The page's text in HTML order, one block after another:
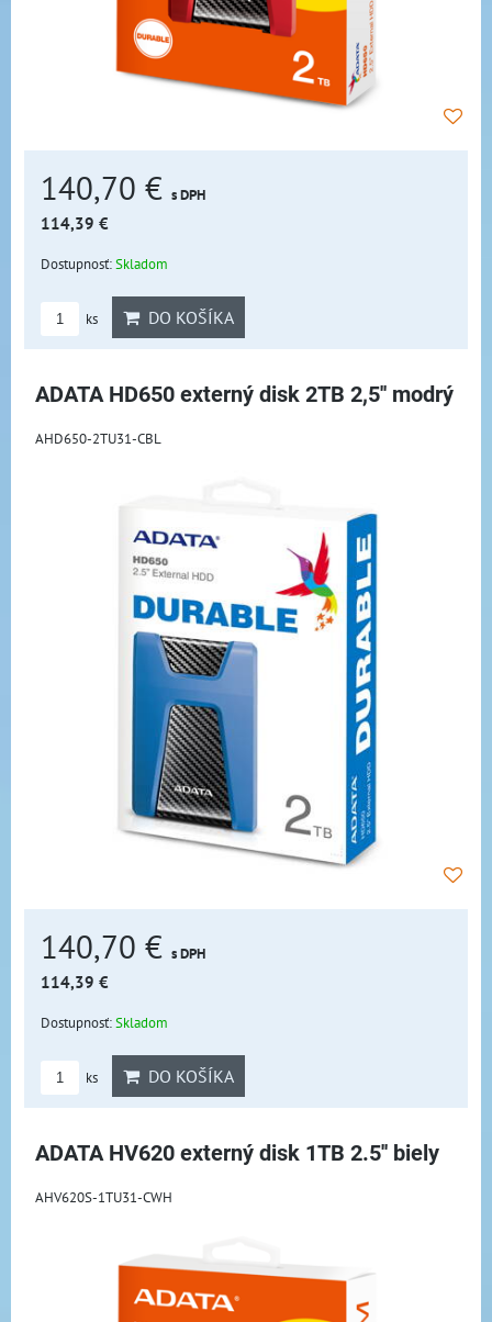
140,70 € s DPH
114,39 €
Dostupnosť:Skladom
ks DO KOŠÍKA
ADATA HD650 externý disk 2TB 2,5'' modrý
AHD650-2TU31-CBL
140,70 € s DPH
114,39 €
Dostupnosť:Skladom
ks DO KOŠÍKA
ADATA HV620 externý disk 1TB 2.5'' biely
AHV620S-1TU31-CWH